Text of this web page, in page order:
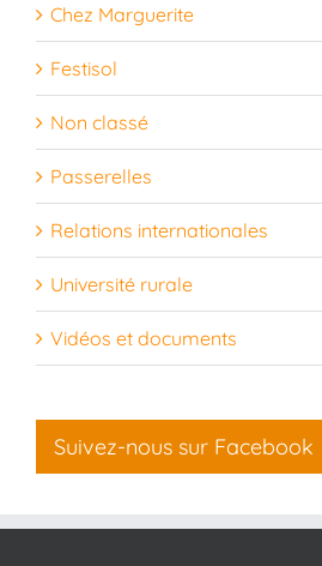
Chez Marguerite
Festisol
Non classé
Passerelles
Relations internationales
Université rurale
Vidéos et documents
Suivez-nous sur Facebook